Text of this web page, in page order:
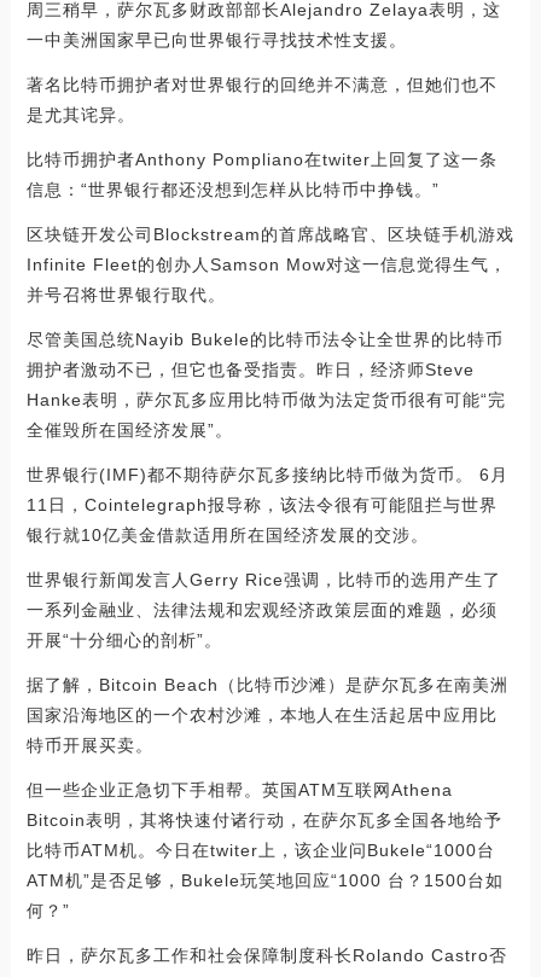
周三稍早，萨尔瓦多财政部部长Alejandro Zelaya表明，这
一中美洲国家早已向世界银行寻找技术性支援。
著名比特币拥护者对世界银行的回绝并不满意，但她们也不
是尤其诧异。
比特币拥护者Anthony Pompliano在twiter上回复了这一条
信息：“世界银行都还没想到怎样从比特币中挣钱。”
区块链开发公司Blockstream的首席战略官、区块链手机游戏
Infinite Fleet的创办人Samson Mow对这一信息觉得生气，
并号召将世界银行取代。
尽管美国总统Nayib Bukele的比特币法令让全世界的比特币
拥护者激动不已，但它也备受指责。昨日，经济师Steve
Hanke表明，萨尔瓦多应用比特币做为法定货币很有可能“完
全催毁所在国经济发展”。
世界银行(IMF)都不期待萨尔瓦多接纳比特币做为货币。 6月
11日，Cointelegraph报导称，该法令很有可能阻拦与世界
银行就10亿美金借款适用所在国经济发展的交涉。
世界银行新闻发言人Gerry Rice强调，比特币的选用产生了
一系列金融业、法律法规和宏观经济政策层面的难题，必须
开展“十分细心的剖析”。
据了解，Bitcoin Beach（比特币沙滩）是萨尔瓦多在南美洲
国家沿海地区的一个农村沙滩，本地人在生活起居中应用比
特币开展买卖。
但一些企业正急切下手相帮。英国ATM互联网Athena
Bitcoin表明，其将快速付诸行动，在萨尔瓦多全国各地给予
比特币ATM机。今日在twiter上，该企业问Bukele“1000台
ATM机”是否足够，Bukele玩笑地回应“1000 台？1500台如
何？”
昨日，萨尔瓦多工作和社会保障制度科长Rolando Castro否